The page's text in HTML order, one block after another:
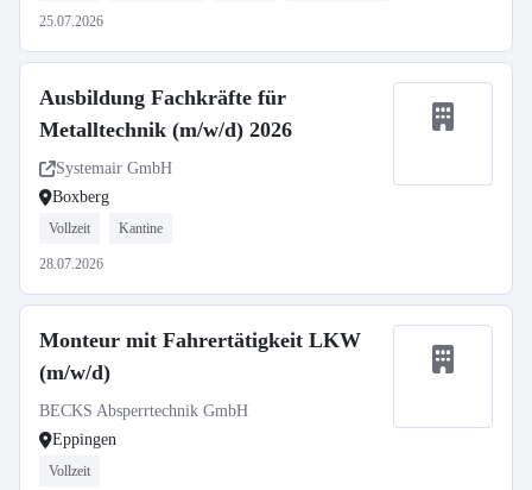
25.07.2026
Ausbildung Fachkräfte für
Metalltechnik (m/w/d) 2026
Systemair GmbH
Boxberg
Vollzeit Kantine
28.07.2026
Monteur mit Fahrertätigkeit LKW
(m/w/d)
BECKS Absperrtechnik GmbH
Eppingen
Vollzeit